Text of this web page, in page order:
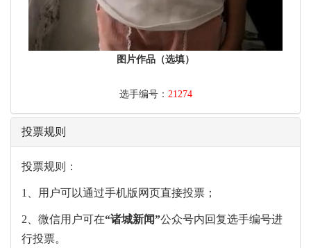
图片作品（选填）
选手编号： 21274
投票规则
投票规则：
1、用户可以通过手机版网页直接投票；
2、微信用户可在“诸城新闻”公众号内回复选手编号进
行投票。